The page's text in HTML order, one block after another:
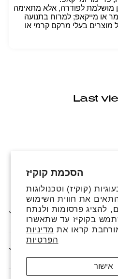
הסכמת קוקיז
(קוקיז) וטכנולוגות
את חווית השימוש
להציג פרסומות ולנתח
בקוקיז עד שתאשרו
קראו את מדיניות
הפרטיות
אישור
מושלמת לפודרה, אלא מתאימה
או מייקאפ; למרוח בתנועה
בעלי מרקם קרמי או
Last
טיקטוק